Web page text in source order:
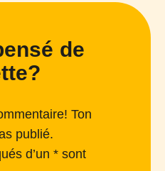
de
Ton
publié.
d’un * sont